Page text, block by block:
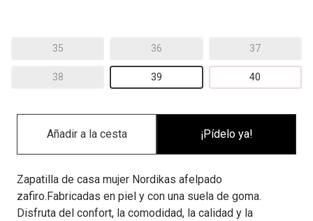
35 36 37
38 39 40
¡Pídelo ya!
Zapatilla de casa mujer Nordikas afelpado
zafiro.Fabricadas en piel y con una suela de goma.
Disfruta del confort, la comodidad, la calidad y la